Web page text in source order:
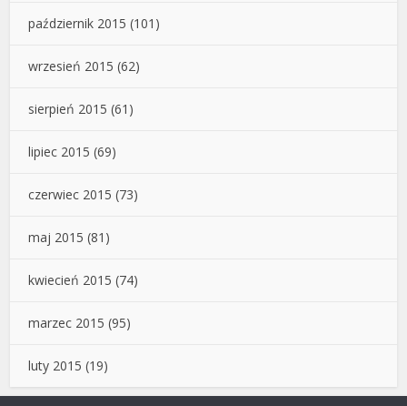
październik 2015 (101)
wrzesień 2015 (62)
sierpień 2015 (61)
lipiec 2015 (69)
czerwiec 2015 (73)
maj 2015 (81)
kwiecień 2015 (74)
marzec 2015 (95)
luty 2015 (19)